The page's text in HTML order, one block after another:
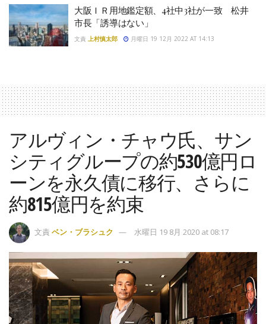
大阪ＩＲ用地鑑定額、4社中3社が一致 松井
市長「誘導はない」
文責 上村慎太郎 月曜日 19 12月 2022 AT 14:13
アルヴィン・チャウ氏、サン
シティグループの約530億円ロ
ーンを永久債に移行、さらに
約815億円を約束
文責 ベン・ブラシュク 水曜日 19 8月 2020 at 08:17